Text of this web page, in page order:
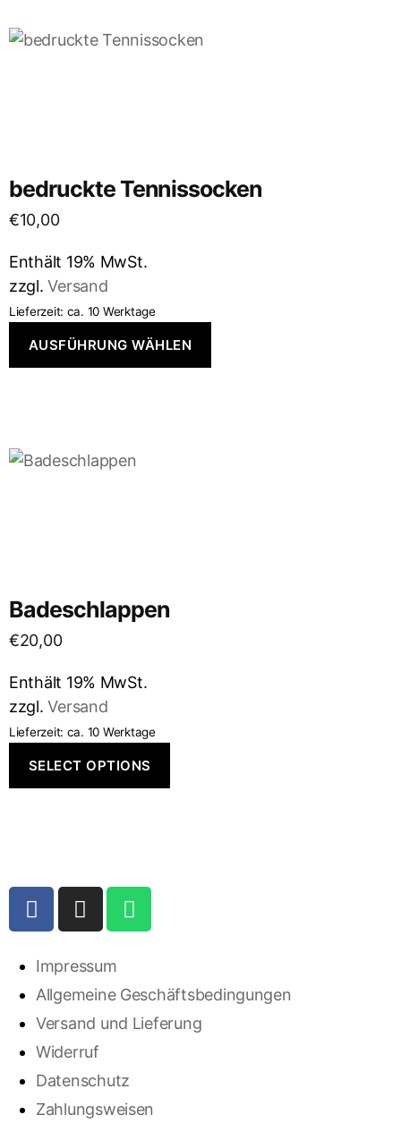
bedruckte Tennissocken
€10,00
Enthält 19% MwSt.
zzgl.Versand
Lieferzeit: ca. 10 Werktage
AUSFÜHRUNG WÄHLEN
Badeschlappen
€20,00
Enthält 19% MwSt.
zzgl.Versand
Lieferzeit: ca. 10 Werktage
SELECT OPTIONS
Impressum
Allgemeine Geschäftsbedingungen
Versand und Lieferung
Widerruf
Datenschutz
Zahlungsweisen